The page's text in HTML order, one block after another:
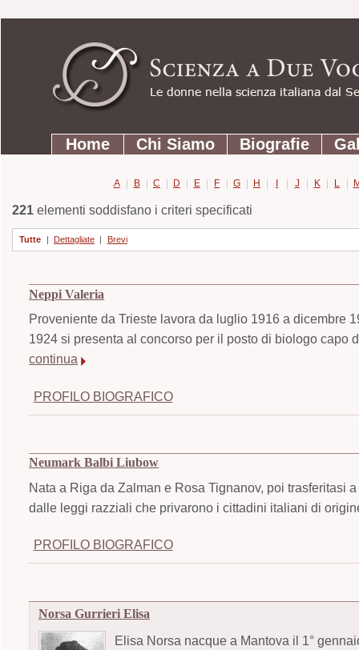
contenuti.
Strumenti
personali
SezioniHome Chi Siamo Biografie
A | B | C | D | E | F | G | H | I | J | K | L |
221elementi soddisfano i criteri specificati
Tutte | Dettagliate | Brevi
Neppi Valeria
Proveniente da Trieste lavora da luglio 1916 a dicembre
1924 si presenta al concorso per il posto di biologo capo
continua
PROFILO BIOGRAFICO
Neumark Balbi Liubow
Nata a Riga da Zalman e Rosa Tignanov, poi trasferitasi
dalle leggi razziali che privarono i cittadini italiani di
PROFILO BIOGRAFICO
Norsa Gurrieri Elisa
Elisa Norsa nacque a Mantova il 1°